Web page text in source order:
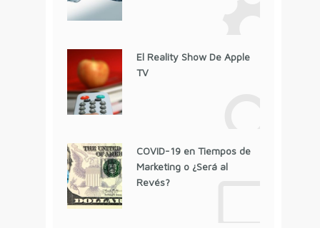
El Reality Show De Apple
TV
COVID-19 en Tiempos de
Marketing o ¿Será al
Revés?